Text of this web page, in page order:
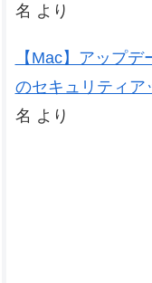
名 より
【Mac】アップ
のセキュリティア
名 より